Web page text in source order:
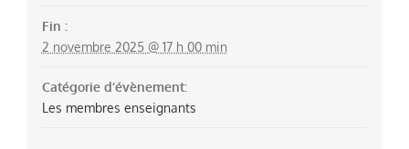
Fin :
2 novembre 2025 @ 17 h 00 min
Catégorie d’évènement:
Les membres enseignants